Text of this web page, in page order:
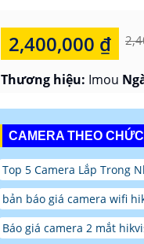
2,400,000 ₫
Thương hiệu: Imou
CAMERA THEO
Top 5 Camera Lắp Trong
bản báo giá camera wifi
Báo giá camera 2 mắt